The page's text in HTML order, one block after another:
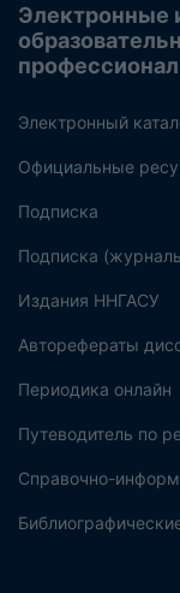
Электронные
Электронный
Официальные
Подписка
Подписка
Издания ННГАСУ
Авторефераты
Периодика онлайн
Путеводитель по
Справочно-